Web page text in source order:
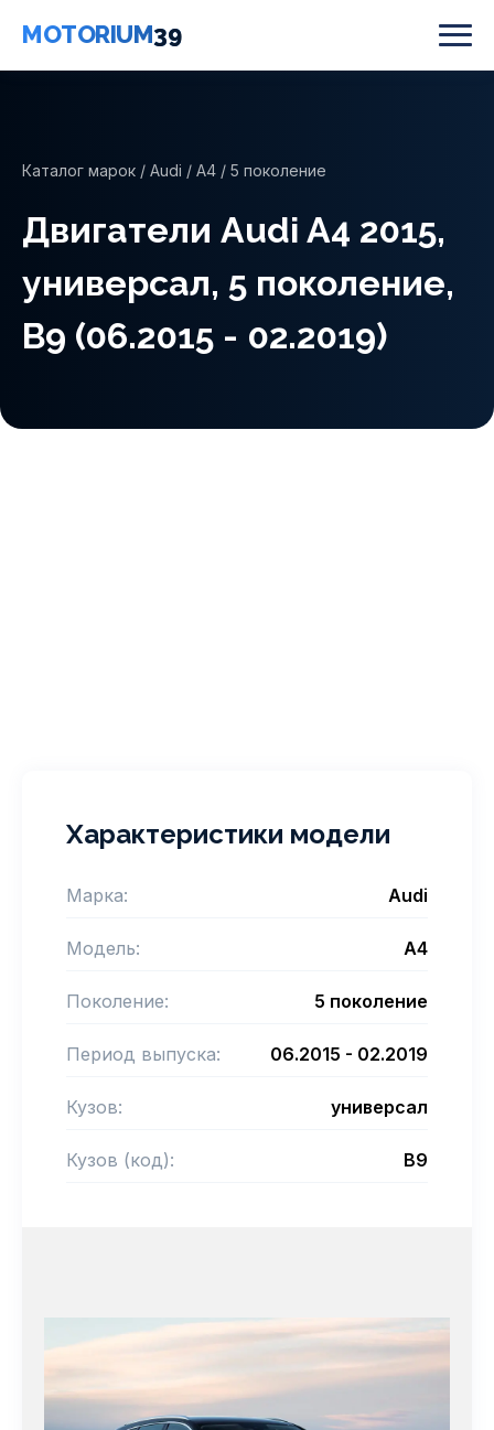
MOTORIUM39
Каталог марок / Audi / A4 / 5 поколение
Двигатели Audi A4 2015,
универсал, 5 поколение,
B9 (06.2015 - 02.2019)
Характеристики модели
Марка: Audi
Модель: A4
Поколение: 5 поколение
Период выпуска: 06.2015 - 02.2019
Кузов: универсал
Кузов (код): B9